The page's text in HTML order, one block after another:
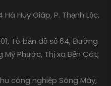
Hà Huy Giáp, P. Thạnh Lộc,
Tờ bản đồ số 64, Đường
Mỹ Phước, Thị xã Bến Cát,
công nghiệp Sông Mây,